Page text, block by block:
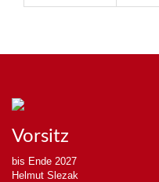
Vorsitz
bis Ende 2027
Helmut Slezak